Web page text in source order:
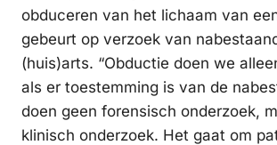
obduceren van het lichaam van
gebeurt op verzoek van
(huis)arts. “Obductie doen we
als er toestemming is van de
doen geen forensisch onderzoek,
klinisch onderzoek. Het gaat om